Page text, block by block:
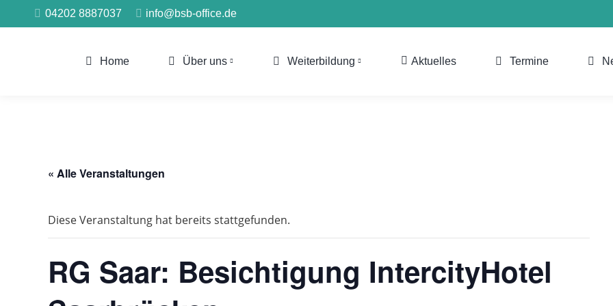
04202 8887037 info@bsb-office.de
Home Über uns Weiterbildung Aktuelles Termine
« Alle Veranstaltungen
Diese Veranstaltung hat bereits stattgefunden.
RG Saar: Besichtigung IntercityHotel